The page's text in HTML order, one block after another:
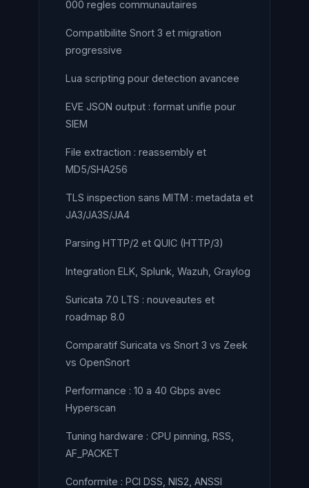
000 regles communautaires
Compatibilite Snort 3 et migration
progressive
Lua scripting pour detection avancee
EVE JSON output : format unifie pour
SIEM
File extraction : reassembly et
MD5/SHA256
TLS inspection sans MITM : metadata et
JA3/JA3S/JA4
Parsing HTTP/2 et QUIC (HTTP/3)
Integration ELK, Splunk, Wazuh, Graylog
Suricata 7.0 LTS : nouveautes et
roadmap 8.0
Comparatif Suricata vs Snort 3 vs Zeek
vs OpenSnort
Performance : 10 a 40 Gbps avec
Hyperscan
Tuning hardware : CPU pinning, RSS,
AF_PACKET
Conformite : PCI DSS, NIS2, ANSSI